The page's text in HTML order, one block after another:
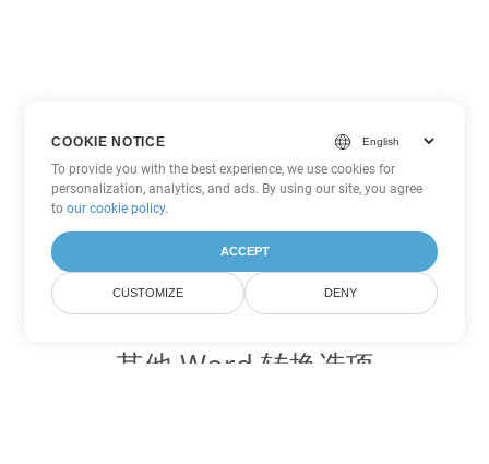
其他 Word 转换选项
COOKIE NOTICE
To provide you with the best experience, we use cookies for
personalization, analytics, and ads. By using our site, you agree
toour cookie policy.
ACCEPT
CUSTOMIZE DENY